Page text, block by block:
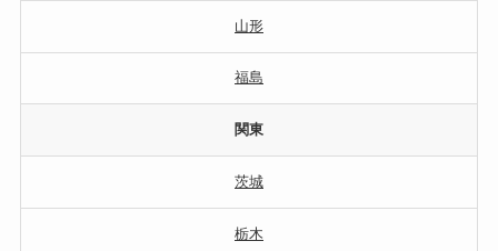
山形
福島
関東
茨城
栃木